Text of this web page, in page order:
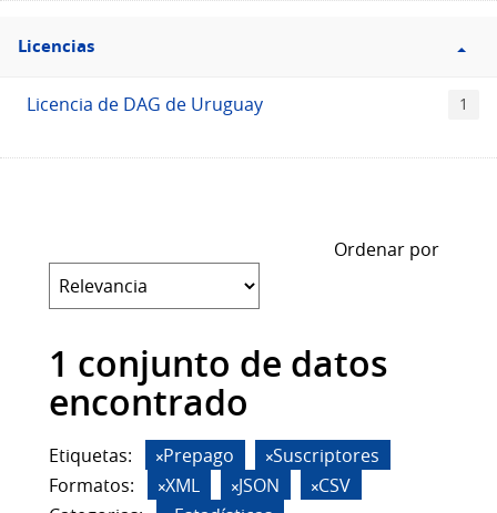
Filtro
Licencias
Licencias
Licencia de DAG de Uruguay 1
Ordenar por
1 conjunto de datos
encontrado
Etiquetas: Prepago
Suscriptores
Formatos:
XML JSON
CSV